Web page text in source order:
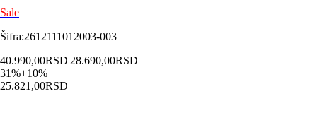
Sale
Šifra:2612111012003-003
40.990,00RSD|28.690,00RSD
31%+10%
25.821,00RSD